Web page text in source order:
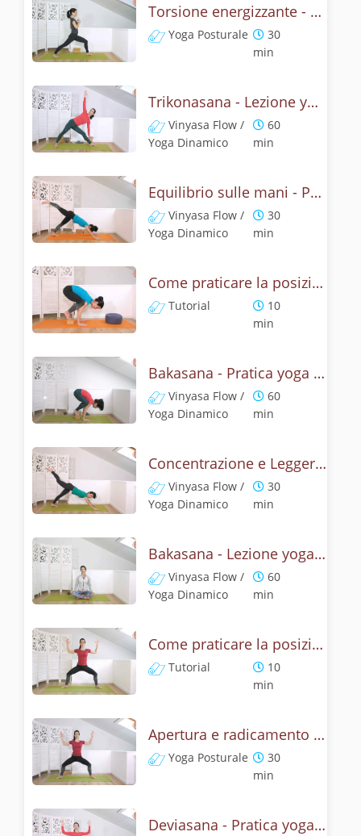
Torsione energizzante - Lezione con la posizione del triangolo
Yoga Posturale
30
min
Trikonasana - Lezione yoga con la mitologia della posizione del triangolo
Vinyasa Flow /
Yoga Dinamico
60
min
Equilibrio sulle mani - Pratica con la posizione del corvo
Vinyasa Flow /
Yoga Dinamico
30
min
Come praticare la posizione del corvo? Tutorial Bakasana
Tutorial
10
min
Bakasana - Pratica yoga con la tecnica della posizione del corvo
Vinyasa Flow /
Yoga Dinamico
60
min
Concentrazione e Leggerezza con la posizione del Corvo
Vinyasa Flow /
Yoga Dinamico
30
min
Bakasana - Lezione yoga con la mitologia della posizione del corvo
Vinyasa Flow /
Yoga Dinamico
60
min
Come praticare la posizione della Dea? Tutorial di Deviasana
Tutorial
10
min
Apertura e radicamento con la posizione della Dea
Yoga Posturale
30
min
Deviasana - Pratica yoga con la tecnica della posizione della Dea